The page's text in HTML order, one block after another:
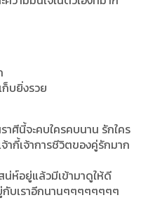
บยิ่งรวย
ศีนี้จะคบใครคบนาน รักใคร
ากี้เจ้าการชีวิตของคู่รักมาก
น่ห์อยู่แล้วมีเข้ามาดูให้ดี
กับเราอีกนานๆๆๆๆๆๆๆๆ